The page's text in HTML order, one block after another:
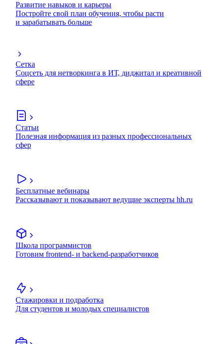
Развитие навыков и карьеры
Постройте свой план обучения, чтобы расти
и зарабатывать больше
Сетка
Соцсеть для нетворкинга в ИТ, диджитал и креативной
сфере
Статьи
Полезная информация из разных профессиональных
сфер
Бесплатные вебинары
Рассказывают и показывают ведущие эксперты hh.ru
Школа программистов
Готовим frontend- и backend-разработчиков
Стажировки и подработка
Для студентов и молодых специалистов